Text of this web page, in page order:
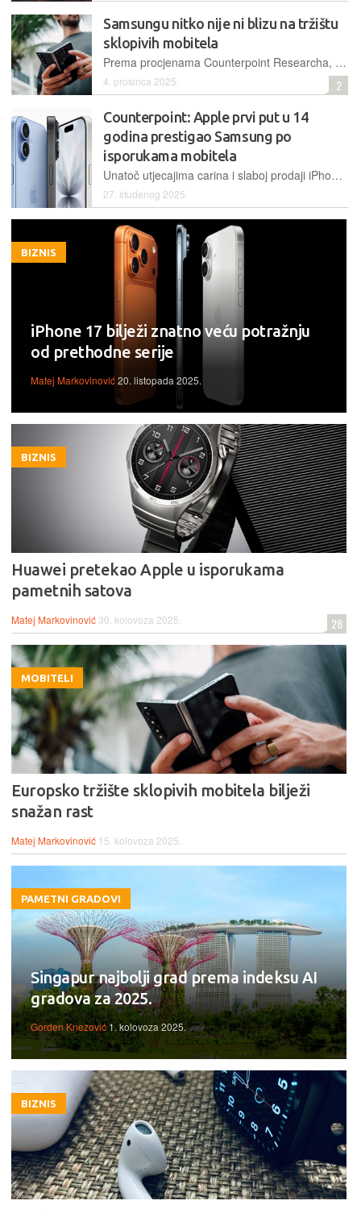
Samsungu nitko nije ni blizu na tržištu
sklopivih mobitela
Prema procjenama Counterpoint Researcha, Samsung trenutno drži čak 64 posto udjela na tržištu sklopivih mobitela. Drugi je tek Huawei s 15 posto
4. prosinca 2025. 2
Counterpoint: Apple prvi put u 14
godina prestigao Samsung po
isporukama mobitela
Unatoč utjecajima carina i slaboj prodaji iPhone Aira, Apple će prema procjeni Counterpointa u 2025. godini isporučiti više mobitela od Samsunga te tako posjesti na sam vrh tržišta
27. studenog 2025.
BIZNIS
iPhone 17 bilježi znatno veću potražnju
od prethodne serije
Matej Markovinović20. listopada 2025.
BIZNIS
Huawei pretekao Apple u isporukama
pametnih satova
Matej Markovinović 30. kolovoza 2025. 28
MOBITELI
Europsko tržište sklopivih mobitela bilježi
snažan rast
Matej Markovinović 15. kolovoza 2025.
PAMETNI GRADOVI
Singapur najbolji grad prema indeksu AI
gradova za 2025.
Gorden Knezović 1. kolovoza 2025.
BIZNIS